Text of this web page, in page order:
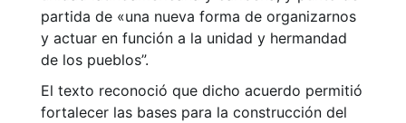
partida de «una nueva forma de organizarnos
y actuar en función a la unidad y hermandad
de los pueblos”.
El texto reconoció que dicho acuerdo permitió
fortalecer las bases para la construcción del